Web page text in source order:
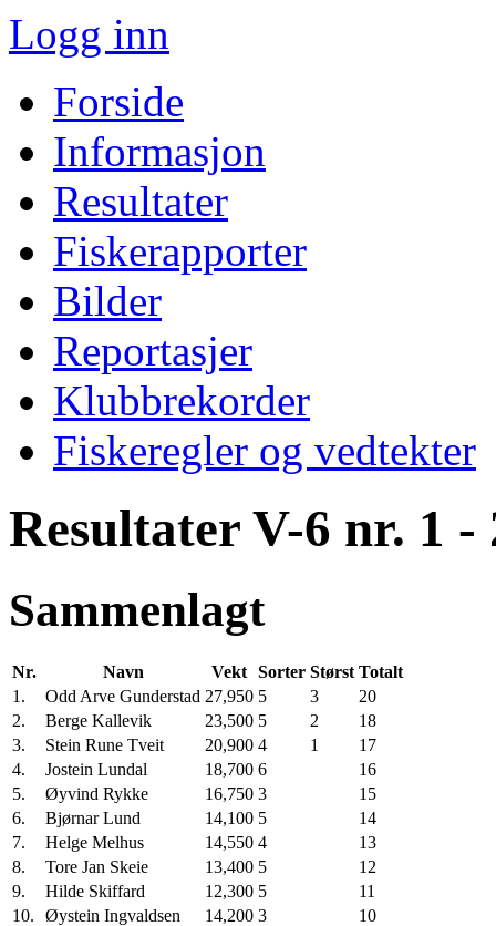
Logg inn
Forside
Informasjon
Resultater
Fiskerapporter
Bilder
Reportasjer
Klubbrekorder
Fiskeregler og vedtekter
Resultater V-6 nr. 1 -
Sammenlagt
Nr. Navn Vekt Sorter Størst Totalt
1.
Odd Arve Gunderstad 27,950 5 3
20
2.
Berge Kallevik 23,500 5 2
18
3.
Stein Rune Tveit 20,900 4 1
17
4.
Jostein Lundal 18,700 6
16
5.
Øyvind Rykke 16,750 3
15
6.
Bjørnar Lund 14,100 5
14
7.
Helge Melhus 14,550 4
13
8.
Tore Jan Skeie 13,400 5
12
9.
Hilde Skiffard 12,300 5
11
10.
Øystein Ingvaldsen 14,200 3
10